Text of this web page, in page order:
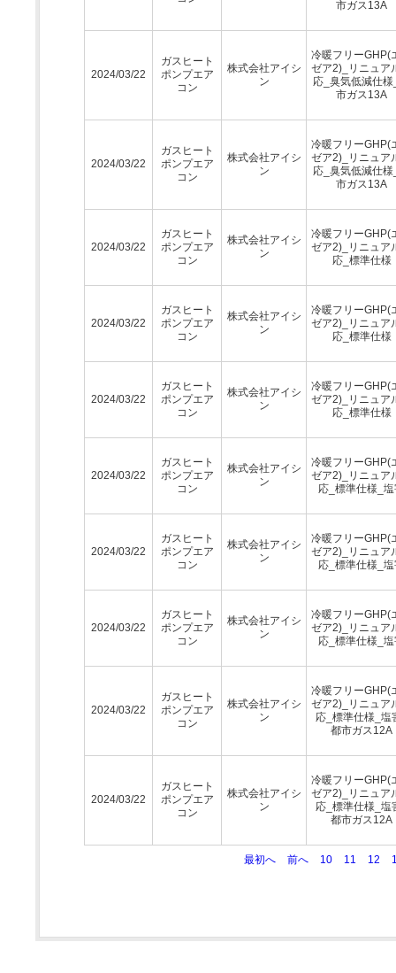
市ガス13A
2024/03/22
ガスヒート
ポンプエア
コン
株式会社アイシ
ン
冷暖フリーGHP(
ゼア2)_リニュア
応_臭気低減仕様
市ガス13A
2024/03/22
ガスヒート
ポンプエア
コン
株式会社アイシ
ン
冷暖フリーGHP(
ゼア2)_リニュア
応_臭気低減仕様
市ガス13A
2024/03/22
ガスヒート
ポンプエア
コン
株式会社アイシ
ン
冷暖フリーGHP(
ゼア2)_リニュア
応_標準仕様
2024/03/22
ガスヒート
ポンプエア
コン
株式会社アイシ
ン
冷暖フリーGHP(
ゼア2)_リニュア
応_標準仕様
2024/03/22
ガスヒート
ポンプエア
コン
株式会社アイシ
ン
冷暖フリーGHP(
ゼア2)_リニュア
応_標準仕様
2024/03/22
ガスヒート
ポンプエア
コン
株式会社アイシ
ン
冷暖フリーGHP(
ゼア2)_リニュア
応_標準仕様_
2024/03/22
ガスヒート
ポンプエア
コン
株式会社アイシ
ン
冷暖フリーGHP(
ゼア2)_リニュア
応_標準仕様_
2024/03/22
ガスヒート
ポンプエア
コン
株式会社アイシ
ン
冷暖フリーGHP(
ゼア2)_リニュア
応_標準仕様_
2024/03/22
ガスヒート
ポンプエア
コン
株式会社アイシ
ン
冷暖フリーGHP(
ゼア2)_リニュア
応_標準仕様_塩
都市ガス12A
2024/03/22
ガスヒート
ポンプエア
コン
株式会社アイシ
ン
冷暖フリーGHP(
ゼア2)_リニュア
応_標準仕様_塩
都市ガス12A
最初へ 前へ 10 11 12